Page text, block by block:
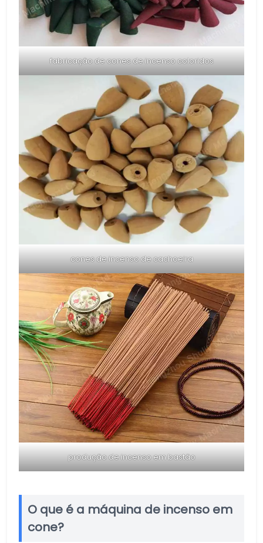
fabricação de cones de incenso coloridos
cones de incenso de cachoeira
produção de incenso em bastão
O que é a máquina de incenso em
cone?